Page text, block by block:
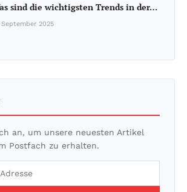
sind die wichtigsten Trends in der…
September 2025
an, um unsere neuesten Artikel
Postfach zu erhalten.